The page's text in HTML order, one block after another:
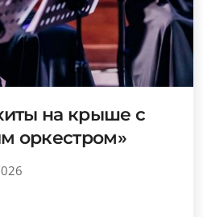
на крыше с
оркестром»